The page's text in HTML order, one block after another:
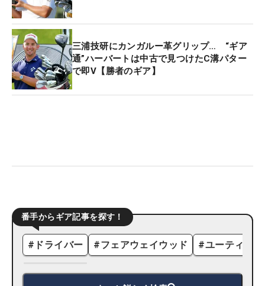
三浦技研にカンガルー革グリップ… “ギア
通”ハーバートは中古で見つけたC溝パター
で即V【勝者のギア】
番手からギア記事を探す！
# ドライバー #フェアウェイウッド #ユーティリ